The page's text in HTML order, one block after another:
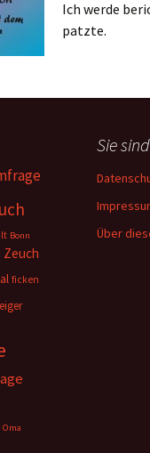
Ich werde
patzte.
Bonn
Zeuch
ficken
Oma
Sie
Über